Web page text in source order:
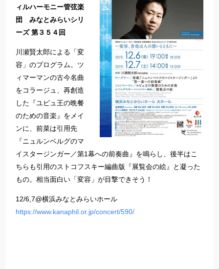
ィルハーモニー管弦楽
団 みなとみらいシリ
ーズ 第３５４回
川瀬賢太郎による「変
容」のプログラム。ツ
ィマーマンの古今名曲
をコラージュ、再創造
した『ユビュ王の晩餐
のための音楽』をメイ
ンに、前菜は引用先
『ニュルンベルグのマ
イスタージンガー／第1幕への前奏曲』を鳴らし、後半はこ
ちらも引用のストコフスキー編曲版『展覧会の絵』と凝った
もの。相当面白い「変容」が目撃できそう！
12/6,7@横浜みなとみらいホール
https://www.kanaphil.or.jp/concert/590/